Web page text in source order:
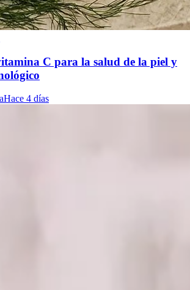
C para la salud de la piel y
Hace 4 días